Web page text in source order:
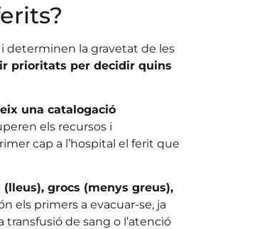
determinen la gravetat de les
prioritats per decidir quins
una catalogació
els recursos i
cap a l’hospital el ferit que
grocs (menys greus),
els primers a evacuar-se, ja
de sang o l’atenció